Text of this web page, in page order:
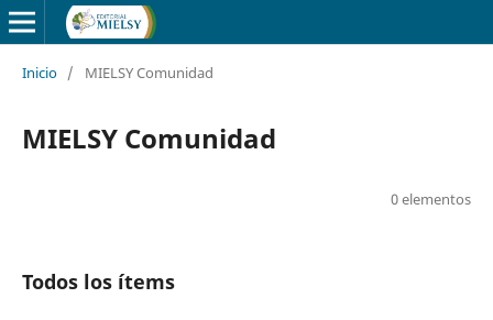
Inicio / MIELSY Comunidad
MIELSY Comunidad
0 elementos
Todos los ítems